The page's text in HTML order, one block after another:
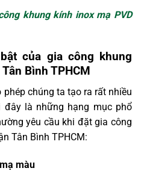
khung kính inox mạ PVD
của gia công khung
Bình TPHCM
chúng ta tạo ra rất nhiều
đây là những hạng mục phổ
yêu cầu khi đặt gia công
Tân Bình TPHCM:
màu